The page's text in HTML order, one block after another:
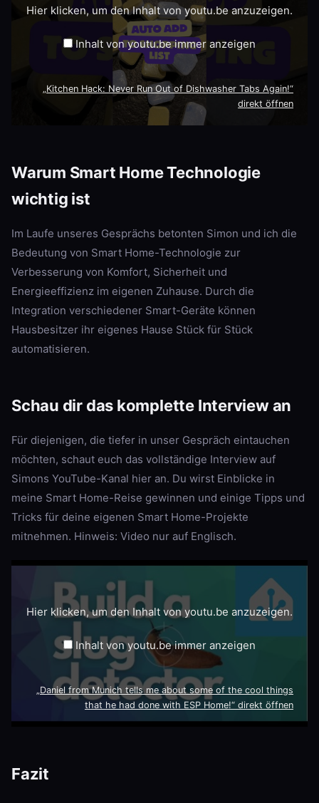
Hier klicken, um den Inhalt von youtu.be anzuzeigen.
Inhalt von youtu.be immer anzeigen
„Kitchen Hack: Never Run Out of Dishwasher Tabs Again!“
direkt öffnen
Warum Smart Home Technologie
wichtig ist
Im Laufe unseres Gesprächs betonten Simon und ich die
Bedeutung von Smart Home-Technologie zur
Verbesserung von Komfort, Sicherheit und
Energieeffizienz im eigenen Zuhause. Durch die
Integration verschiedener Smart-Geräte können
Hausbesitzer ihr eigenes Hause Stück für Stück
automatisieren.
Schau dir das komplette Interview an
Für diejenigen, die tiefer in unser Gespräch eintauchen
möchten, schaut euch das vollständige Interview auf
Simons YouTube-Kanal hier an. Du wirst Einblicke in
meine Smart Home-Reise gewinnen und einige Tipps und
Tricks für deine eigenen Smart Home-Projekte
mitnehmen. Hinweis: Video nur auf Englisch.
„Daniel
about
youtu.be
anzeigen
Hier klicken, um den Inhalt von youtu.be anzuzeigen.
Inhalt von youtu.be immer anzeigen
„Daniel from Munich tells me about some of the cool things
that he had done with ESP Home!“ direkt öffnen
Fazit